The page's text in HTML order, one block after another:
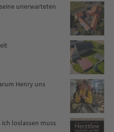
unerwarteten
Henry uns
loslassen muss